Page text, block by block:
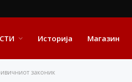
Историја Магазин
законик